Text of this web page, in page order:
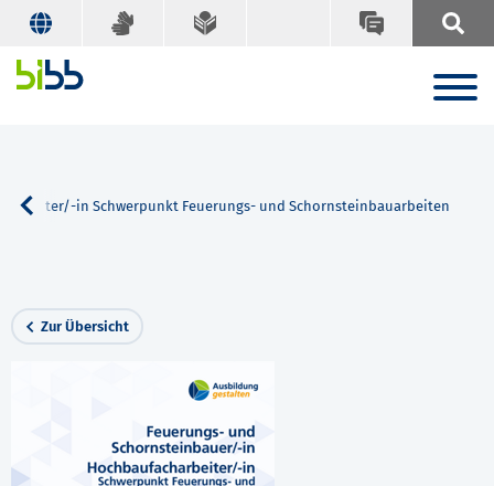
in Schwerpunkt Feuerungs- und Schornsteinbauarbeiten
Zur Übersicht